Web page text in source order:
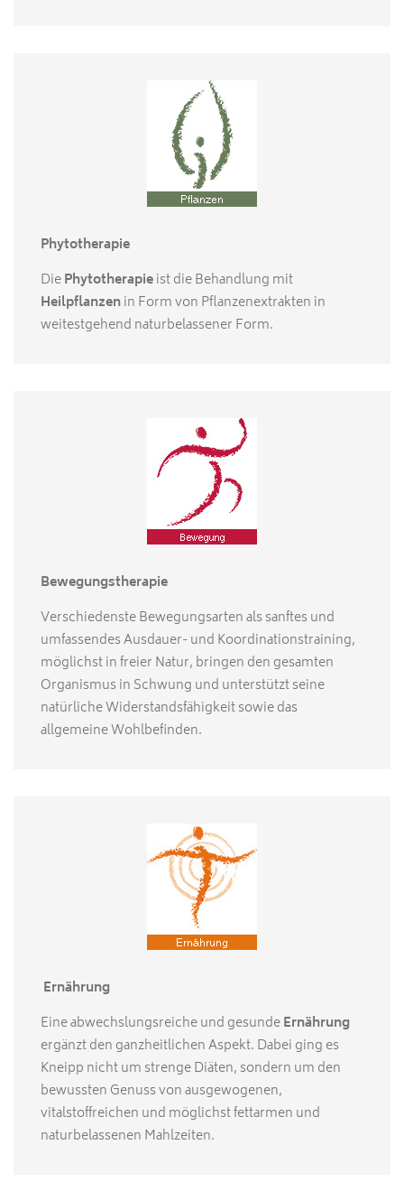
Phytotherapie
DiePhytotherapieist die Behandlung mit
Heilpflanzenin Form von Pflanzenextrakten in
weitestgehend naturbelassener Form.
Bewegungstherapie
Verschiedenste Bewegungsarten als sanftes und
umfassendes Ausdauer- und Koordinationstraining,
möglichst in freier Natur, bringen den gesamten
Organismus in Schwung und unterstützt seine
natürliche Widerstandsfähigkeit sowie das
allgemeine Wohlbefinden.
Ernährung
Eine abwechslungsreiche und gesundeErnährung
ergänzt den ganzheitlichen Aspekt. Dabei ging es
Kneipp nicht um strenge Diäten, sondern um den
bewussten Genuss von ausgewogenen,
vitalstoffreichen und möglichst fettarmen und
naturbelassenen Mahlzeiten.